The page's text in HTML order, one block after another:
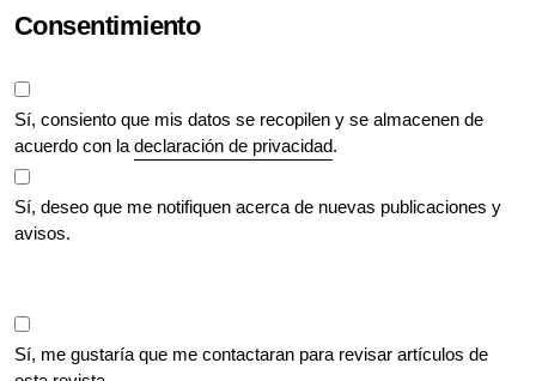
Consentimiento
Sí, consiento que mis datos se recopilen y se almacenen de
acuerdo con la declaración de privacidad.
Sí, deseo que me notifiquen acerca de nuevas publicaciones y
avisos.
Sí, me gustaría que me contactaran para revisar artículos de